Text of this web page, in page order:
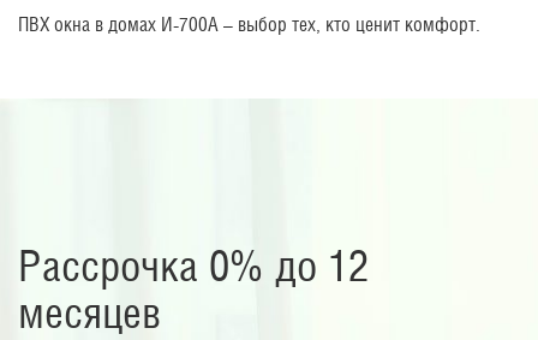
ПВХ окна в домах И-700А – выбор тех, кто ценит комфорт.
Рассрочка 0% до 12
месяцев